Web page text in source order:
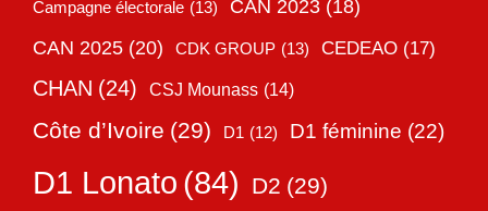
Campagne électorale (13) CAN 2023 (18)
CAN 2025 (20) CDK GROUP (13) CEDEAO (17)
CHAN (24) CSJ Mounass (14)
Côte d’Ivoire (29) D1 (12) D1 féminine (22)
D1 Lonato (84) D2 (29)